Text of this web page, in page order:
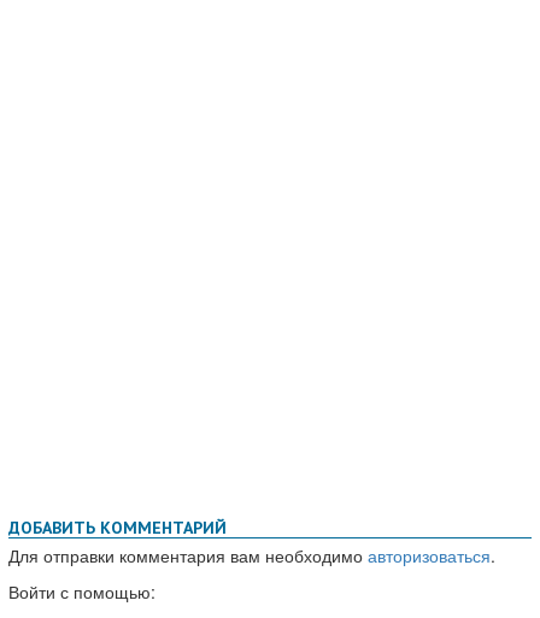
ДОБАВИТЬ КОММЕНТАРИЙ
Для отправки комментария вам необходимо авторизоваться.
Войти с помощью: